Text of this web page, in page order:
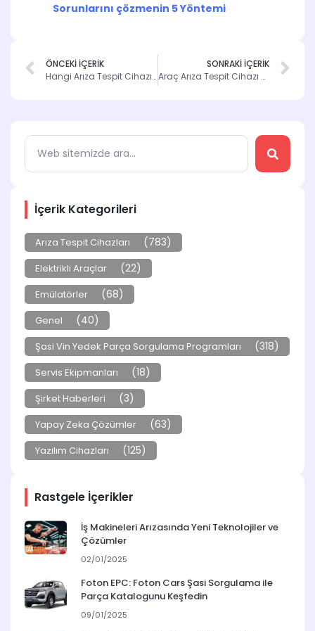
İçerik Kategorileri
Arıza Tespit Cihazları (783)
Elektrikli Araçlar (22)
Emülatörler (68)
Genel (40)
Şasi Vin Yedek Parça Sorgulama Programları (318)
Servis Ekipmanları (18)
Şirket Haberleri (3)
Yapay Zeka Çözümler (63)
Yazılım Cihazları (125)
Rastgele İçerikler
İş Makineleri Arızasında Yeni Teknolojiler ve
Çözümler
02/01/2025
Foton EPC: Foton Cars Şasi Sorgulama ile
Parça Katalogunu Keşfedin
09/01/2025
Sorunlarını çözmenin 5 Yöntemi
ÖNCEKİ İÇERİK
Hangi Arıza Tespit Cihazı Sizin İçin Uygun? Kamyon, Otomobil ve Motosiklet İçin En İyi Seçenekler
SONRAKİ İÇERİK
Araç Arıza Tespit Cihazı Nereye Takılır ? Nasıl Kullanılır